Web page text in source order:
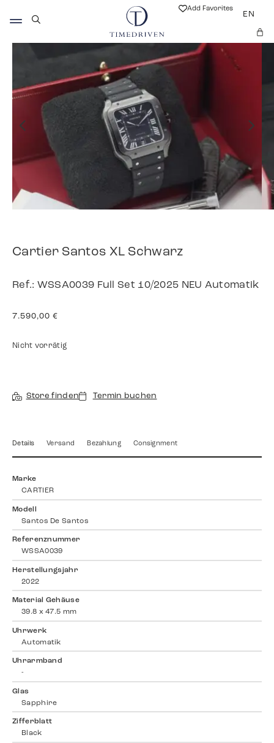
Add Favorites
EN
Cartier Santos XL Schwarz
Ref.: WSSA0039 Full Set 10/2025 NEU Automatik
7.590,00 €
Nicht vorrätig
Store finden Termin buchen
Details Versand Bezahlung Consignment
Marke
CARTIER
Modell
Santos De Santos
Referenznummer
WSSA0039
Herstellungsjahr
2022
Material Gehäuse
39.8 x 47.5 mm
Uhrwerk
Automatik
Uhrarmband
-
Glas
Sapphire
Zifferblatt
Black